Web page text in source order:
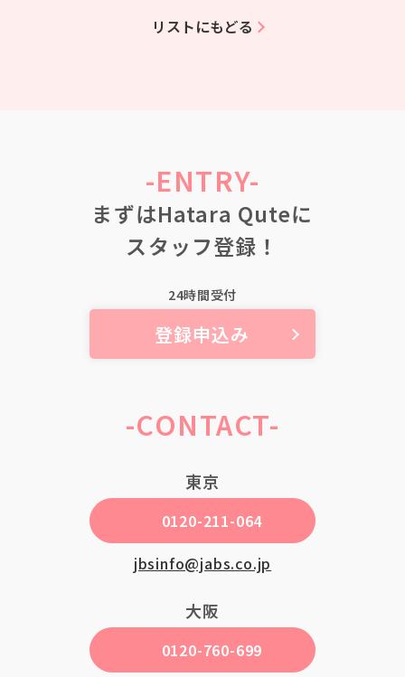
リストにもどる
-ENTRY-
まずはHatara Quteに
スタッフ登録！
24時間受付
登録申込み
-CONTACT-
東京
0120-211-064
jbsinfo@jabs.co.jp
大阪
0120-760-699